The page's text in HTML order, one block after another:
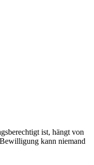
ist, hängt von
kann niemand